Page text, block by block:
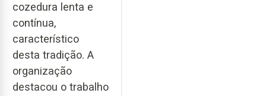
cozedura lenta e
contínua,
característico
desta tradição. A
organização
destacou o trabalho